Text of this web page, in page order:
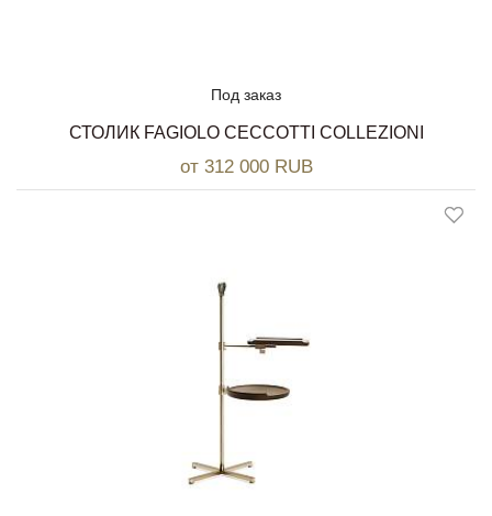
Под заказ
СТОЛИК FAGIOLO CECCOTTI COLLEZIONI
от 312 000 RUB